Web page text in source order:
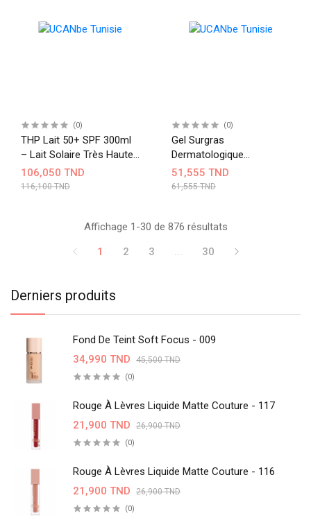
Derniers produits
Fond De Teint Soft Focus - 009
34,990 TND
45,500 TND
(0)
Rouge À Lèvres Liquide Matte Couture - 117
21,900 TND
26,900 TND
(0)
Rouge À Lèvres Liquide Matte Couture - 116
21,900 TND
26,900 TND
(0)
(0)
THP Lait 50+ SPF 300ml
– Lait Solaire Très Haute
Protection Visage &
Corps
106,050 TND
116,100 TND
(0)
Gel Surgras
Dermatologique
Nettoyant Doux Visage &
Corps 500ML
51,555 TND
61,555 TND
Affichage 1-30 de 876 résultats
1
2 3 ... 30